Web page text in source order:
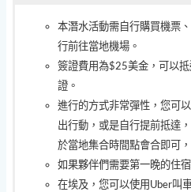
本潛水活動需自行購買機票
行前往當地機場。
簽證費用為$25美金，可以
證。
進行的方式非常彈性，您可
出行動，或是自行提前抵達
於當地集合時間點會合即可
如果夥伴們需要第一晚的住
在埃及，您可以使用Uber叫